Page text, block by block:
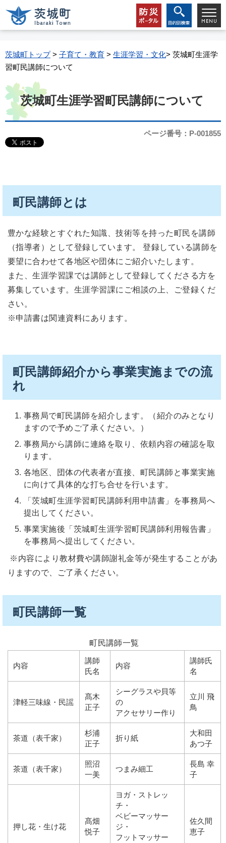
茨城町トップ> 子育て・教育 > 生涯学習・文化> 茨城町生涯学
習町民講師について
茨城町生涯学習町民講師について
ページ番号：P-001855
町民講師とは
豊かな経験とすぐれた知識、技術等を持った町民を講師
（指導者）として登録しています。
登録している講師を
要望に合わせて各地区や団体にご紹介いたします。
また、生涯学習課では講師として登録してくださる方を
募集しています。生涯学習課にご相談の上、ご登録くだ
さい。
※申請書は関連資料にあります。
町民講師紹介から事業実施までの流
れ
事務局で町民講師を紹介します。（紹介のみとなり
ますので予めご了承ください。）
事務局から講師に連絡を取り、依頼内容の確認を取
ります。
各地区、団体の代表者が直接、町民講師と事業実施
に向けて具体的な打ち合せを行います。
「茨城町生涯学習町民講師利用申請書」を事務局へ
提出してください。
事業実施後「茨城町生涯学習町民講師利用報告書」
を事務局へ提出してください。
※内容により教材費や講師謝礼金等が発生することがあ
りますので、ご了承ください。
町民講師一覧
町民講師一覧
内容
講師
氏名
内容
講師氏
名
津軽三味線・民謡
髙木
正子
シーグラスや貝等
の
アクセサリー作り
立川 飛
鳥
茶道（表千家）
杉浦
正子
折り紙
大和田
あつ子
茶道（表千家）
照沼
一美
つまみ細工
長島 幸
子
押し花・生け花
髙畑
悦子
ヨガ・ストレッ
チ・
ベビーマッサー
ジ・
フットマッサー
佐久間
恵子